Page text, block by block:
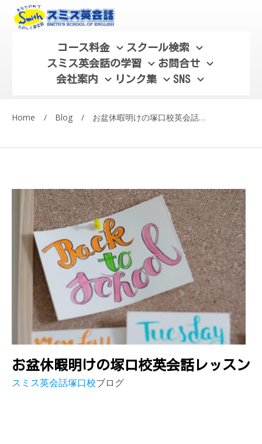
コース料金
スクール検索
スミス英会話の学習
お問合せ
会社案内
リンク集 SNS
Home / Blog / お盆休暇明けの塚口校英会話レッスン
お盆休暇明けの塚口校英会話レッスン
スミス英会話塚口校ブログ